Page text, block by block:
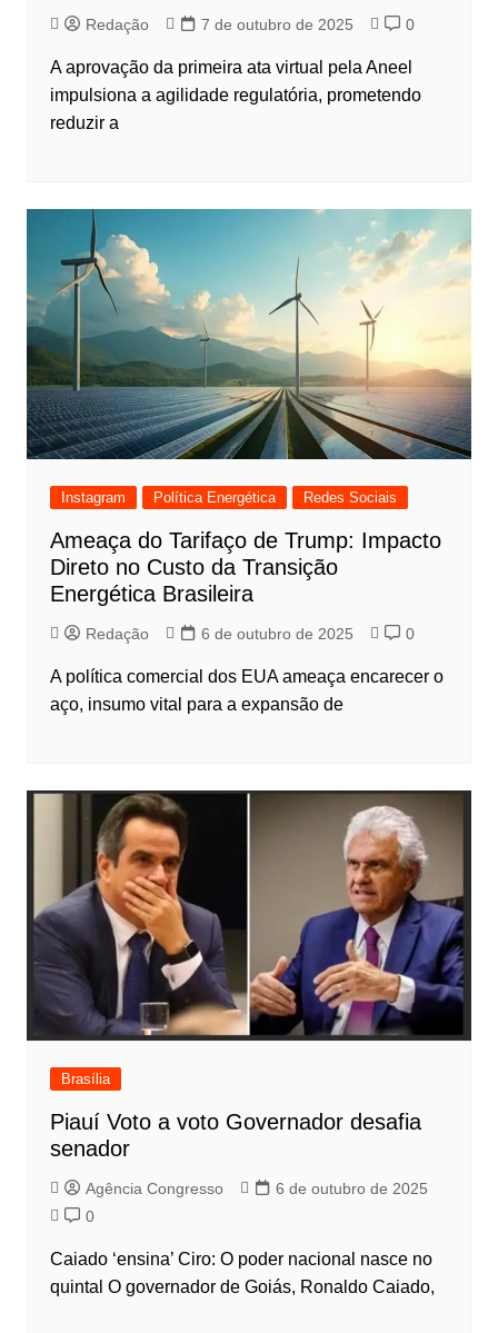
Redação 7 de outubro de 2025 0
A aprovação da primeira ata virtual pela Aneel
impulsiona a agilidade regulatória, prometendo
reduzir a
Instagram Política Energética Redes Sociais
Ameaça do Tarifaço de Trump: Impacto
Direto no Custo da Transição
Energética Brasileira
Redação 6 de outubro de 2025 0
A política comercial dos EUA ameaça encarecer o
aço, insumo vital para a expansão de
Brasília
Piauí Voto a voto Governador desafia
senador
Agência Congresso
6 de outubro de 2025
0
Caiado ‘ensina’ Ciro: O poder nacional nasce no
quintal O governador de Goiás, Ronaldo Caiado,